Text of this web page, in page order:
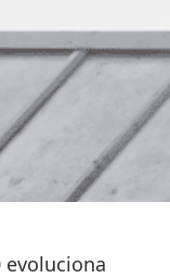
evoluciona